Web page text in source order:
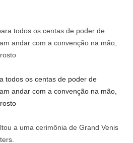
todos os centas de poder de
andar com a convenção na mão,